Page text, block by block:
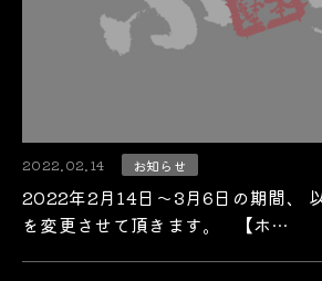
2022.02.14 お知らせ
2022年2月14日～3月6日の期間、
を変更させて頂きます。 【ホ…